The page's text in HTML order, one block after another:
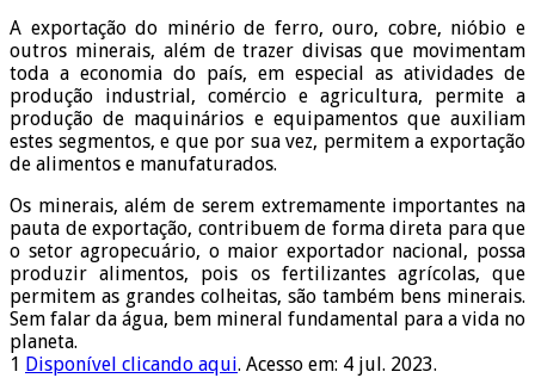
A exportação do minério de ferro, ouro, cobre, nióbio e
outros minerais, além de trazer divisas que movimentam
toda a economia do país, em especial as atividades de
produção industrial, comércio e agricultura, permite a
produção de maquinários e equipamentos que auxiliam
estes segmentos, e que por sua vez, permitem a exportação
de alimentos e manufaturados.
Os minerais, além de serem extremamente importantes na
pauta de exportação, contribuem de forma direta para que
o setor agropecuário, o maior exportador nacional, possa
produzir alimentos, pois os fertilizantes agrícolas, que
permitem as grandes colheitas, são também bens minerais.
Sem falar da água, bem mineral fundamental para a vida no
planeta.
1 Disponível clicando aqui. Acesso em: 4 jul. 2023.